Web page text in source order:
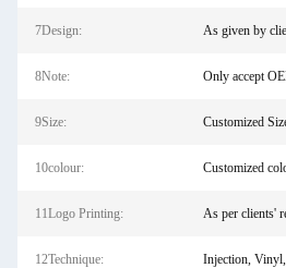
7Design: As given by
8Note: Only accept
9Size: Customized
10colour: Customized
11Logo Printing: As per clients'
12Technique: Injection,